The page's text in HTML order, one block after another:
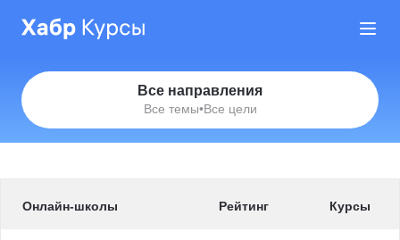
Все направления
Все темы•Все цели
Онлайн-школы Рейтинг Курсы